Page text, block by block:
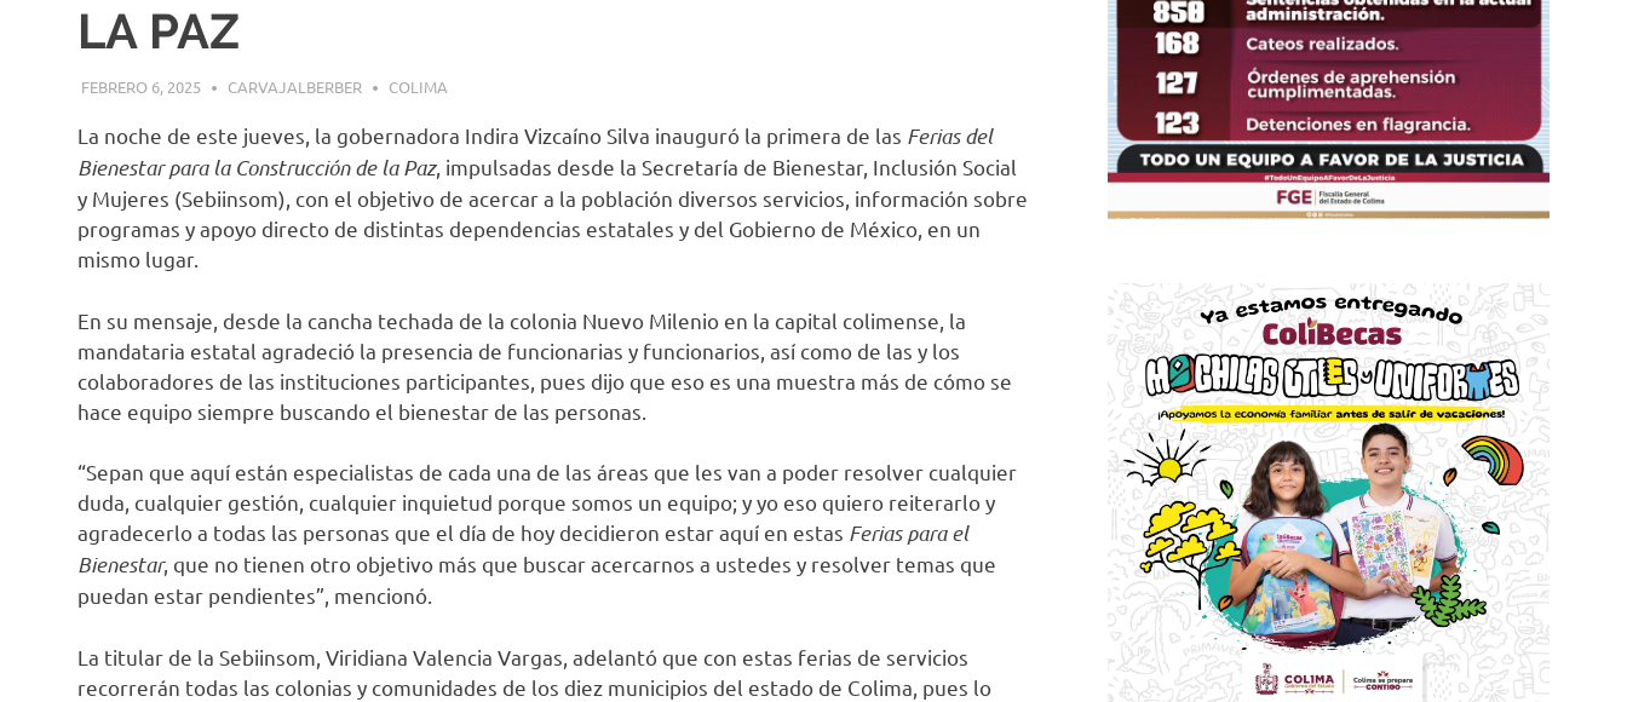
LA PAZ
FEBRERO 6, 2025 CARVAJALBERBER COLIMA
La noche de este jueves, la gobernadora Indira Vizcaíno Silva inauguró la primera de las Ferias del
Bienestar para la Construcción de la Paz, impulsadas desde la Secretaría de Bienestar, Inclusión Social
y Mujeres (Sebiinsom), con el objetivo de acercar a la población diversos servicios, información sobre
programas y apoyo directo de distintas dependencias estatales y del Gobierno de México, en un
mismo lugar.
En su mensaje, desde la cancha techada de la colonia Nuevo Milenio en la capital colimense, la
mandataria estatal agradeció la presencia de funcionarias y funcionarios, así como de las y los
colaboradores de las instituciones participantes, pues dijo que eso es una muestra más de cómo se
hace equipo siempre buscando el bienestar de las personas.
“Sepan que aquí están especialistas de cada una de las áreas que les van a poder resolver cualquier
duda, cualquier gestión, cualquier inquietud porque somos un equipo; y yo eso quiero reiterarlo y
agradecerlo a todas las personas que el día de hoy decidieron estar aquí en estas Ferias para el
Bienestar, que no tienen otro objetivo más que buscar acercarnos a ustedes y resolver temas que
puedan estar pendientes”, mencionó.
La titular de la Sebiinsom, Viridiana Valencia Vargas, adelantó que con estas ferias de servicios
recorrerán todas las colonias y comunidades de los diez municipios del estado de Colima, pues lo